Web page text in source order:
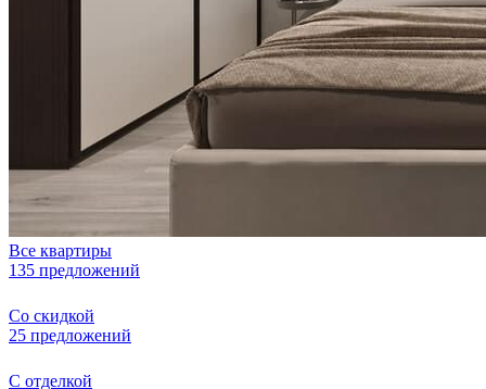
Все квартиры
135 предложений
Со скидкой
25 предложений
С отделкой